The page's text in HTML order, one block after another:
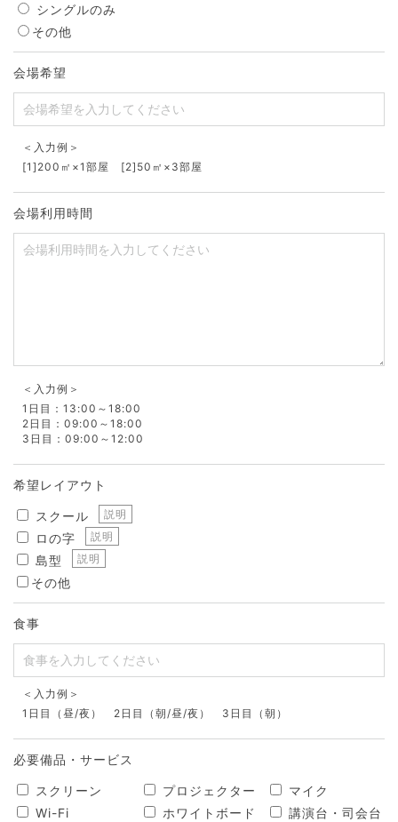
シングルのみ
その他
会場希望
＜入力例＞
[1]200㎡×1部屋 [2]50㎡×3部屋
会場利用時間
＜入力例＞
1日目：13:00～18:00
2日目：09:00～18:00
3日目：09:00～12:00
希望レイアウト
スクール 説明
ロの字 説明
島型 説明
その他
食事
＜入力例＞
1日目（昼/夜） 2日目（朝/昼/夜） 3日目（朝）
必要備品・サービス
スクリーン プロジェクター
マイク
Wi-Fi
ホワイトボード
講演台・司会台